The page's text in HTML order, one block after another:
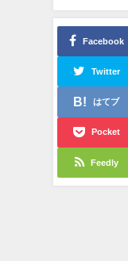
Facebook
Twitter
はてブ
Pocket
Feedly